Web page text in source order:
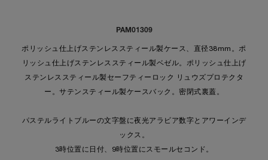
PAM01309
ポリッシュ仕上げステンレススティール製ケース、直径38mm。ポ
リッシュ仕上げステンレススティール製ベゼル。ポリッシュ仕上げ
ステンレススティール製セーフティーロック リュウズプロテクタ
ー。サテンスティール製ケースバック。密閉式裏蓋。
パステルライトブルーの文字盤に夜光アラビア数字とアワーインデ
ックス。
3時位置に日付、9時位置にスモールセコンド。